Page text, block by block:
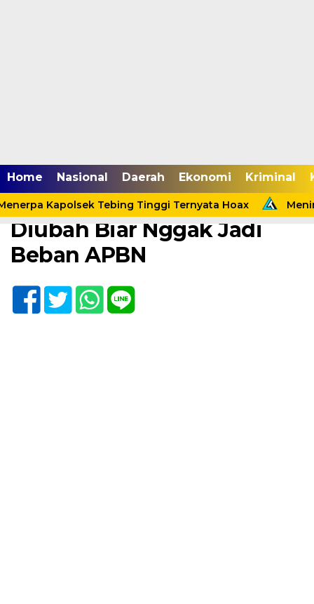
Home Nasional Daerah Ekonomi Kriminal
Kapolsek Tebing Tinggi Ternyata Hoax
Sabtu, 14 Agustus 2021 - 11:11 WIB
Sistem Pensiun PNS Mau
Diubah Biar Nggak Jadi
Beban APBN